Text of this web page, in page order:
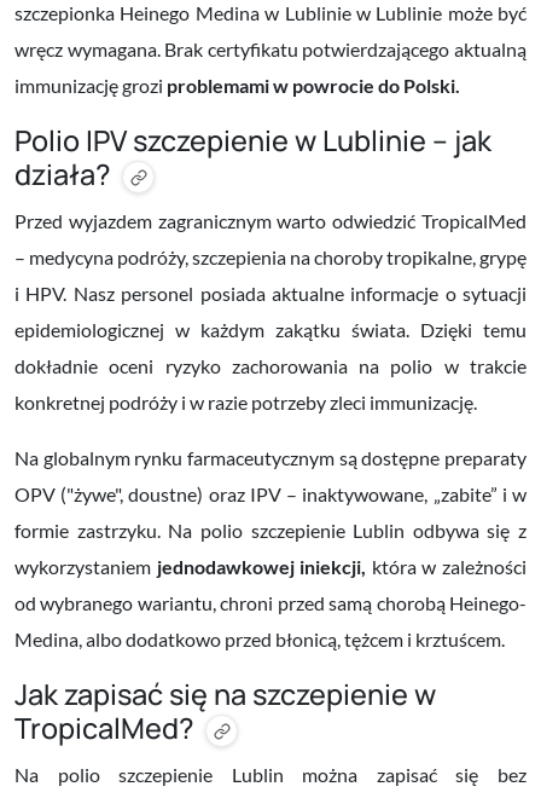
szczepionka Heinego Medina w Lublinie w Lublinie może być
wręcz wymagana. Brak certyfikatu potwierdzającego aktualną
immunizację grozi problemami w powrocie do Polski.
Polio IPV szczepienie w Lublinie – jak
działa?
Przed wyjazdem zagranicznym warto odwiedzić TropicalMed
– medycyna podróży, szczepienia na choroby tropikalne, grypę
i HPV. Nasz personel posiada aktualne informacje o sytuacji
epidemiologicznej w każdym zakątku świata. Dzięki temu
dokładnie oceni ryzyko zachorowania na polio w trakcie
konkretnej podróży i w razie potrzeby zleci immunizację.
Na globalnym rynku farmaceutycznym są dostępne preparaty
OPV ("żywe", doustne) oraz IPV – inaktywowane, „zabite” i w
formie zastrzyku. Na polio szczepienie Lublin odbywa się z
wykorzystaniem jednodawkowej iniekcji, która w zależności
od wybranego wariantu, chroni przed samą chorobą Heinego-
Medina, albo dodatkowo przed błonicą, tężcem i krztuścem.
Jak zapisać się na szczepienie w
TropicalMed?
Na polio szczepienie Lublin można zapisać się bez